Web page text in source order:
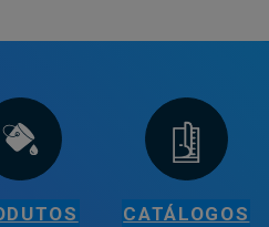
CATÁLOGOS